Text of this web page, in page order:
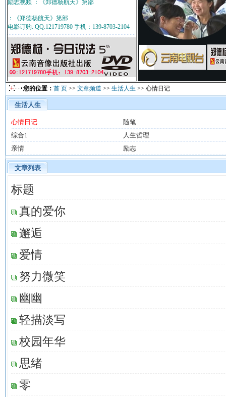
励志视频 ：《郑德杨航天》第部
：《郑德杨航天》第部
电影订购: QQ:121719780 手机：139-8703-2104
您的位置： 首 页 >> 文章频道 >> 生活人生 >> 心情日记
生活人生
心情日记
随笔
综合1
人生哲理
亲情
励志
文章列表
标题
真的爱你
邂逅
爱情
努力微笑
幽幽
轻描淡写
校园年华
思绪
零